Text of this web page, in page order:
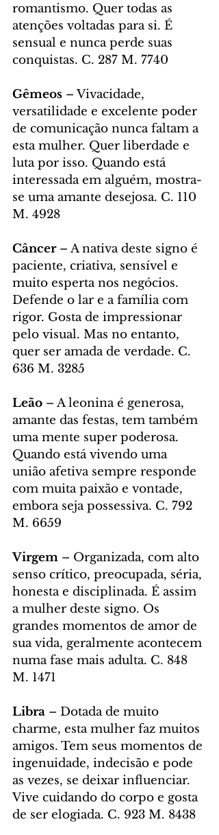
romantismo. Quer todas as
atenções voltadas para si. É
sensual e nunca perde suas
conquistas. C. 287 M. 7740
Gêmeos – Vivacidade,
versatilidade e excelente poder
de comunicação nunca faltam a
esta mulher. Quer liberdade e
luta por isso. Quando está
interessada em alguém, mostra-
se uma amante desejosa. C. 110
M. 4928
Câncer – A nativa deste signo é
paciente, criativa, sensível e
muito esperta nos negócios.
Defende o lar e a família com
rigor. Gosta de impressionar
pelo visual. Mas no entanto,
quer ser amada de verdade. C.
636 M. 3285
Leão – A leonina é generosa,
amante das festas, tem também
uma mente super poderosa.
Quando está vivendo uma
união afetiva sempre responde
com muita paixão e vontade,
embora seja possessiva. C. 792
M. 6659
Virgem – Organizada, com alto
senso crítico, preocupada, séria,
honesta e disciplinada. É assim
a mulher deste signo. Os
grandes momentos de amor de
sua vida, geralmente acontecem
numa fase mais adulta. C. 848
M. 1471
Libra – Dotada de muito
charme, esta mulher faz muitos
amigos. Tem seus momentos de
ingenuidade, indecisão e pode
as vezes, se deixar influenciar.
Vive cuidando do corpo e gosta
de ser elogiada. C. 923 M. 8438